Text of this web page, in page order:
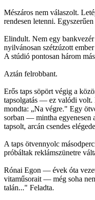
Mészáros nem válaszolt.
rendesen letenni.
Elindult. Nem egy
nyilvánosan szétzúzott
A stúdió pontosan három
Aztán felrobbant.
Erős taps söpört végig a
tapsolgatás — ez valódi volt.
mondta: „Na végre." Egy
sorban — mintha egyenesen
tapsolt, arcán csendes
A taps ötvennyolc
próbáltak reklámszünetre
Rónai Egon — évek óta
vitaműsorait — még soha
talán..." Feladta.